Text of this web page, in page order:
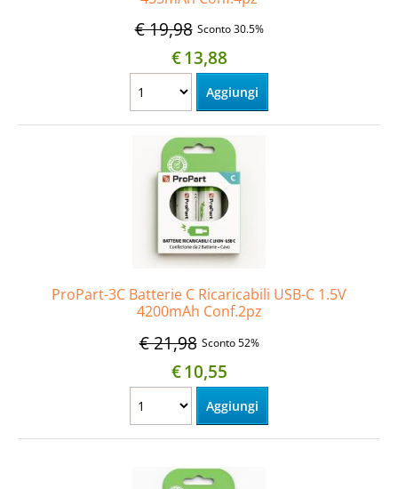
€ 19,98 Sconto 30.5%
€13,88
ProPart-3C Batterie C Ricaricabili USB-C 1.5V
4200mAh Conf.2pz
€ 21,98 Sconto 52%
€10,55